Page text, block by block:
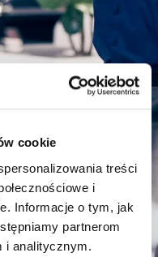
cookie
treści
i
Informacje o tym, jak
partnerom
i analitycznym.